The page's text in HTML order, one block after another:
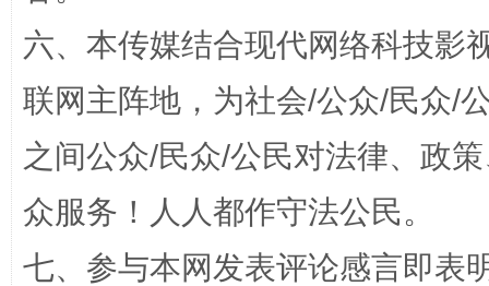
招工难、用工荒背后
六、本传媒结合现代网络科技影
联网主阵地，为社会/公众/民众/
之间公众/民众/公民对法律、政
众服务！人人都作守法公民。
七、参与本网发表评论感言即表